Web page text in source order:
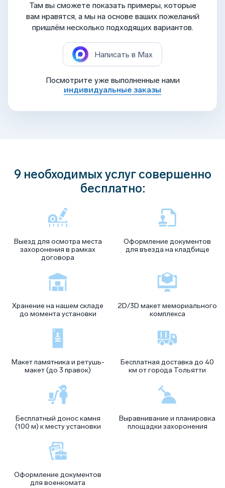
Там вы сможете показать примеры, которые
вам нравятся, а мы на основе ваших пожеланий
пришлём несколько подходящих вариантов.
Написать в Max
Посмотрите уже выполненные нами
индивидуальные заказы
9 необходимых услуг совершенно
бесплатно:
Выезд для осмотра места
захоронения в рамках
договора
Оформление документов
для въезда на кладбище
Хранение на нашем складе
до момента установки
2D/3D макет мемориального
комплекса
Макет памятника и ретушь-
макет (до 3 правок)
Бесплатная доставка до 40
км от города Тольятти
Бесплатный донос камня
(100 м) к месту установки
Выравнивание и планировка
площадки захоронения
Оформление документов
для военкомата